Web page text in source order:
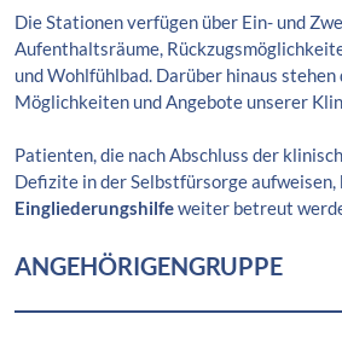
Die Stationen verfügen über Ein- und
Aufenthaltsräume,
und Wohlfühlbad. Darüber hinaus
Möglichkeiten und Angebote unserer
Patienten, die nach Abschluss der
Defizite in der Selbstfürsorge aufweisen,
Eingliederungshilfeweiter betreut
ANGEHÖRIGENGRUPPE